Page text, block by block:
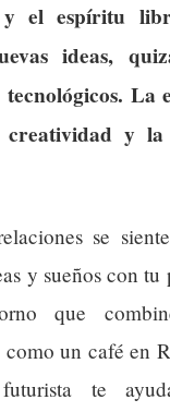
y el espíritu
ideas,
La
creatividad y la
se
y sueños con tu
que
un café en
te